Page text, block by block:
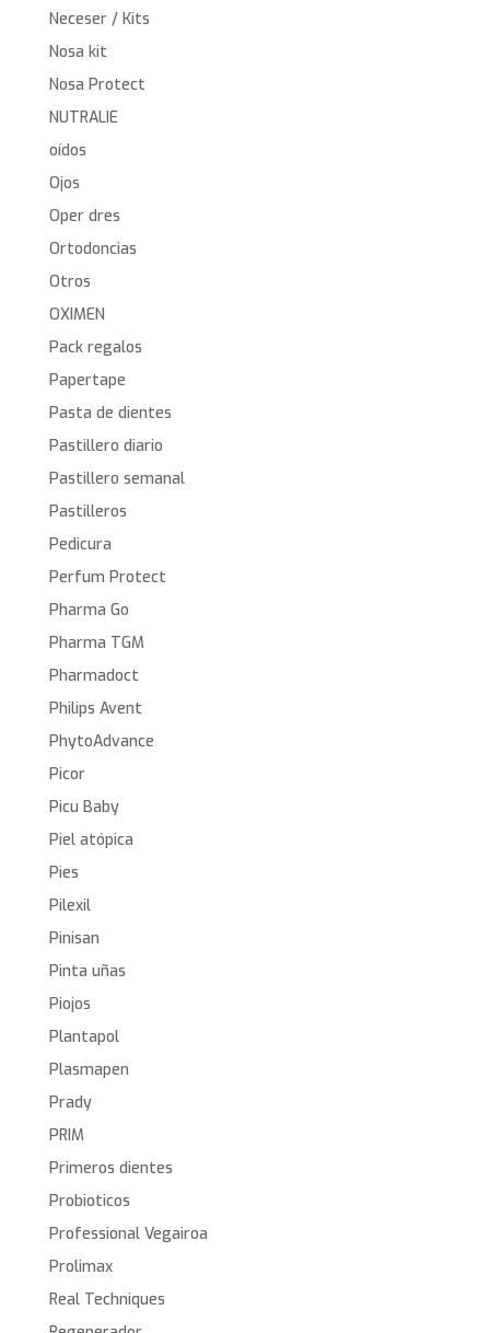
Neceser / Kits
Nosa kit
Nosa Protect
NUTRALIE
oídos
Ojos
Oper dres
Ortodoncias
Otros
OXIMEN
Pack regalos
Papertape
Pasta de dientes
Pastillero diario
Pastillero semanal
Pastilleros
Pedicura
Perfum Protect
Pharma Go
Pharma TGM
Pharmadoct
Philips Avent
PhytoAdvance
Picor
Picu Baby
Piel atópica
Pies
Pilexil
Pinisan
Pinta uñas
Piojos
Plantapol
Plasmapen
Prady
PRIM
Primeros dientes
Probioticos
Professional Vegairoa
Prolimax
Real Techniques